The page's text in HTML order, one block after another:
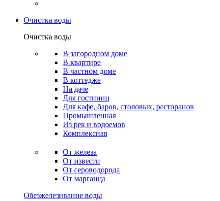
Очистка воды
Очистка воды
В загородном доме
В квартире
В частном доме
В коттедже
На даче
Для гостиниц
Для кафе, баров, столовых, ресторанов
Промышленная
Из рек и водоемов
Комплексная
От железа
От извести
От сероводорода
От марганца
Обезжелезивание воды